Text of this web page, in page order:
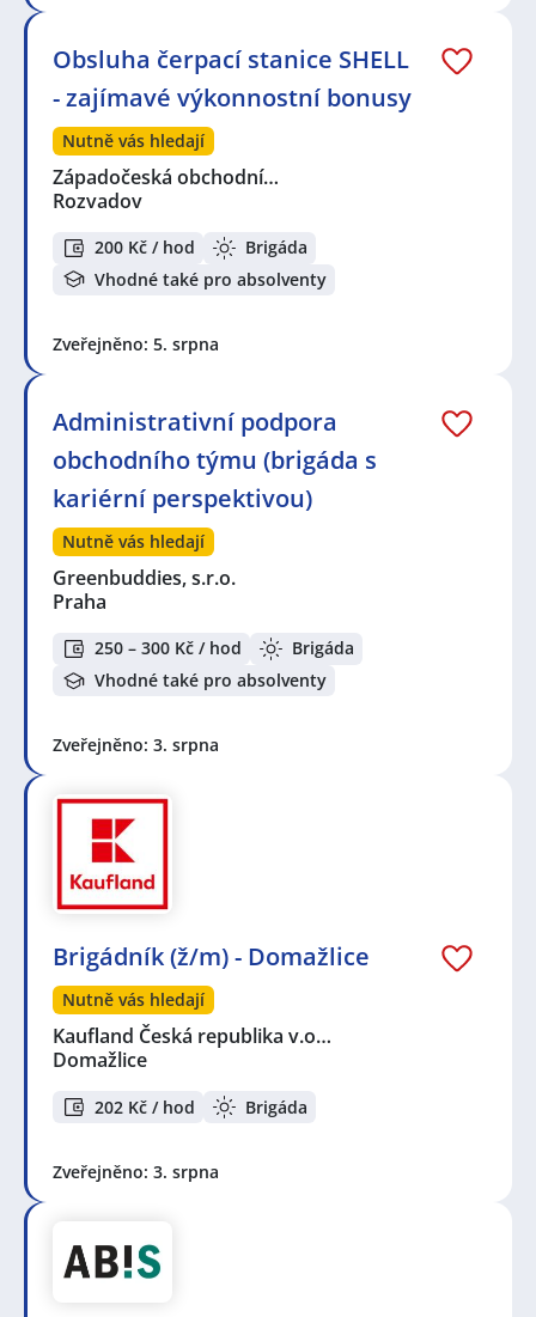
Obsluha čerpací stanice SHELL
- zajímavé výkonnostní bonusy
Nutně vás hledají
Západočeská obchodní…
Rozvadov
200 Kč / hod
Brigáda
Vhodné také pro absolventy
Zveřejněno: 5. srpna
Administrativní podpora
obchodního týmu (brigáda s
kariérní perspektivou)
Nutně vás hledají
Greenbuddies, s.r.o.
Praha
250 – 300 Kč / hod
Brigáda
Vhodné také pro absolventy
Zveřejněno: 3. srpna
Brigádník (ž/m) - Domažlice
Nutně vás hledají
Kaufland Česká republika v.o…
Domažlice
202 Kč / hod Brigáda
Zveřejněno: 3. srpna